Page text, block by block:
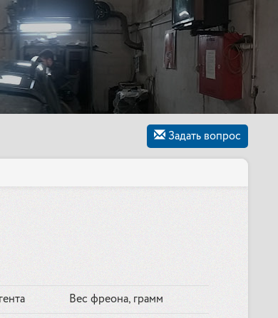
Задать вопрос
Вес фреона, грамм